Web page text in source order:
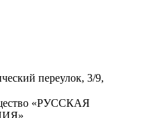
переулок, 3/9,
«РУССКАЯ